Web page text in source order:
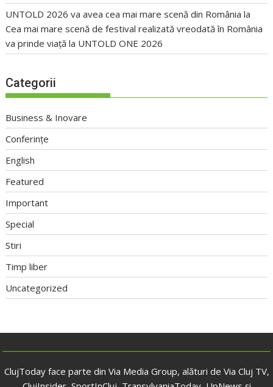
UNTOLD 2026 va avea cea mai mare scenă din România la
Cea mai mare scenă de festival realizată vreodată în România
va prinde viață la UNTOLD ONE 2026
Categorii
Business & Inovare
Conferințe
English
Featured
Important
Special
Stiri
Timp liber
Uncategorized
ClujToday face parte din Via Media Group, alături de Via Cluj TV,